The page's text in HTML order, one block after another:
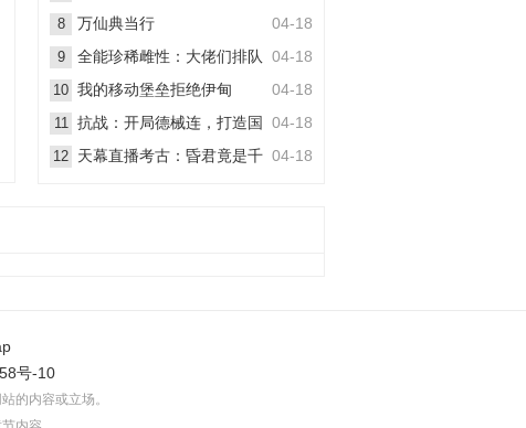
8 04-18
万仙典当行
9 04-18
全能珍稀雌性：大佬们排队
想嫁她
10 04-18
我的移动堡垒拒绝伊甸
11 04-18
抗战：开局德械连，打造国
之劲旅
12 04-18
天幕直播考古：昏君竟是千
号-10
的内容或立场。